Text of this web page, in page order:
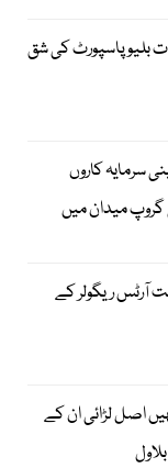
بلیو پاسپورٹ کی شق
سرمایہ کاروں
آرٹس ریگولر کے
اصل لڑائی ان کے